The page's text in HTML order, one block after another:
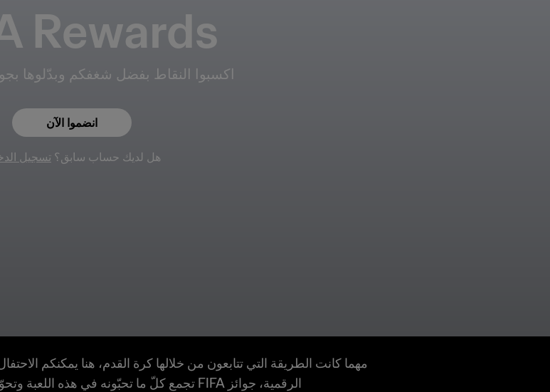
Rewards
اكسبوا النقاط بفضل شغفكم وبدّلوها
انضموا الآن
هل لديك حساب سابق؟ تسجيل
مهما كانت الطريقة التي تتابعون من خلالها كرة القدم، هنا يمكنكم
الرقمية، جوائز FIFA تجمع كلّ ما تحبّونه في هذه اللعبة وتحوّله إلى تجربة خاصة للمشجعين.